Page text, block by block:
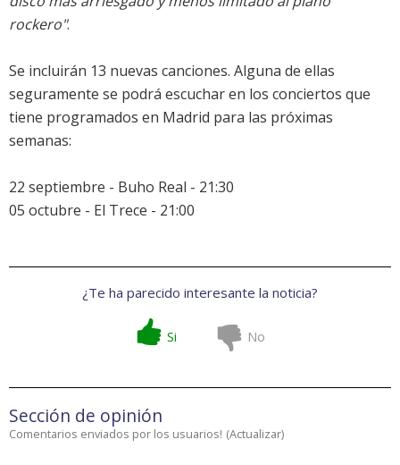
rockero".
Se incluirán 13 nuevas canciones. Alguna de ellas
seguramente se podrá escuchar en los conciertos que
tiene programados en Madrid para las próximas
semanas:
22 septiembre - Buho Real - 21:30
05 octubre - El Trece - 21:00
¿Te ha parecido interesante la noticia?
Si No
Sección de opinión
Comentarios enviados por los usuarios! (Actualizar)